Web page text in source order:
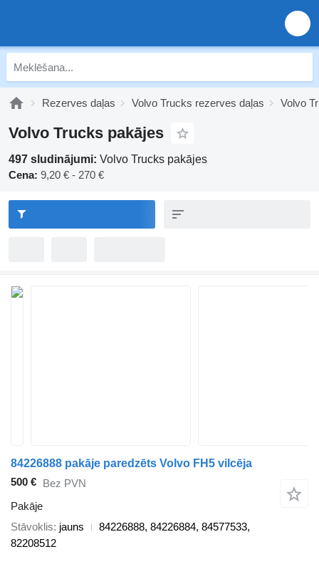
Rezerves daļas Volvo Trucks rezerves daļas Volvo
Volvo Trucks pakājes
497 sludinājumi: Volvo Trucks pakājes
Cena: 9,20 € - 270 €
84226888 pakāje paredzēts Volvo FH5 vilcēja
500 € Bez PVN
Pakāje
Stāvoklis jauns
84226888, 84226884, 84577533,
82208512